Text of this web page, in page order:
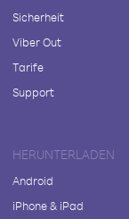
Sicherheit
Viber Out
Tarife
Support
HERUNTERLADEN
Android
iPhone & iPad